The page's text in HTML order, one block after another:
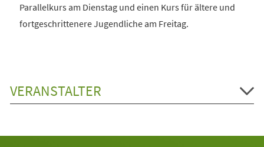
Parallelkurs am Dienstag und einen Kurs für ältere und
fortgeschrittenere Jugendliche am Freitag.
VERANSTALTER